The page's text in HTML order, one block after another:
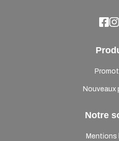
Nouveaux
Notre
Mentions